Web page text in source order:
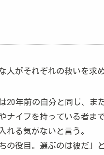
人がそれぞれの救いを求
20年前の自分と同じ、ま
ナイフを持っている者ま
れる気がないと言う。
の役目。選ぶのは彼だ」